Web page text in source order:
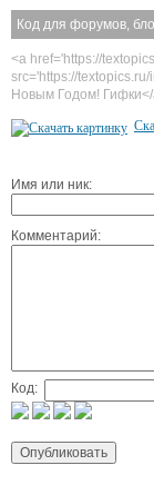
Код для форумов,
<a href='https://
src='https://
Новым Годом!
Имя или ник:
Комментарий:
Код: